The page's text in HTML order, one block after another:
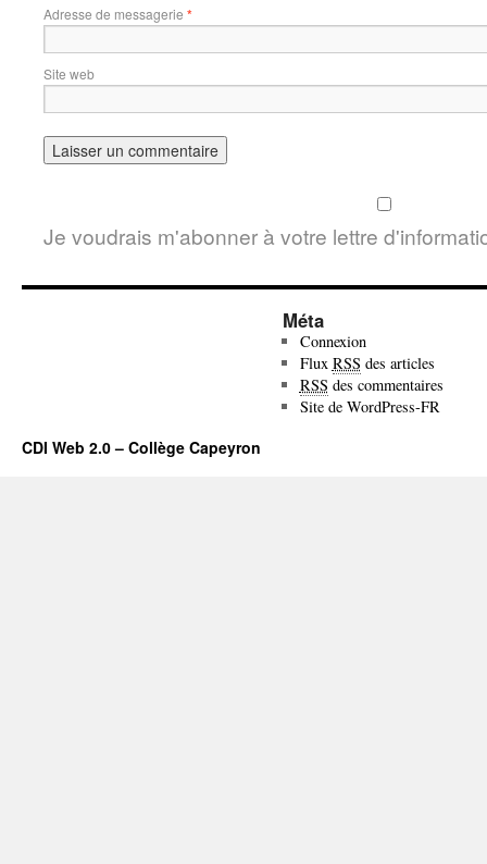
Adresse de messagerie *
Site web
Je voudrais m'abonner à votre lettre
Méta
Connexion
Flux RSS des articles
RSS des commentaires
Site de WordPress-FR
CDI Web 2.0 – Collège Capeyron